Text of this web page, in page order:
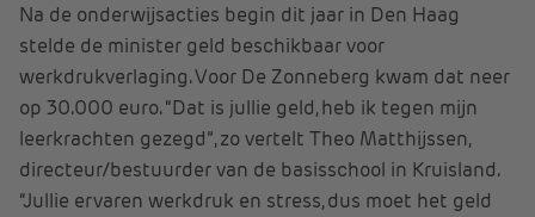
Na de onderwijsacties begin dit jaar in Den Haag
stelde de minister geld beschikbaar voor
werkdrukverlaging. Voor De Zonneberg kwam dat neer
op 30.000 euro. “Dat is jullie geld, heb ik tegen mijn
leerkrachten gezegd”, zo vertelt Theo Matthijssen,
directeur/bestuurder van de basisschool in Kruisland.
“Jullie ervaren werkdruk en stress, dus moet het geld